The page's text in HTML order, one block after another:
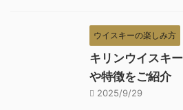
ウイスキーの楽しみ方
キリンウイスキ
や特徴をご紹介
2025/9/29